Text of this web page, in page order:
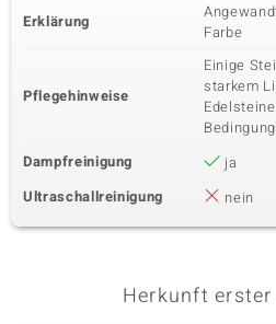
Erklärung
Farbe
Pflegehinweise
Einige
starkem
Dampfreinigung
ja
Ultraschallreinigung
nein
Herkunft